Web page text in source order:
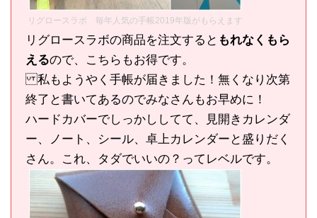
リグロースラボ 毎年人気の手帳2019年版がもらえます
リグロースラボの商品を注文すると もれなくもら
えるので、こちらもお得です。
私もようやく手帳が届きました！無くなり次第
終了と書いてあるのでみなさんもお早めに！
ハードカバーでしっかししてて、見開きカレンダ
ー、ノート、シール、卓上カレンダーと盛りだく
さん。これ、タダでいいの？ってレベルです。